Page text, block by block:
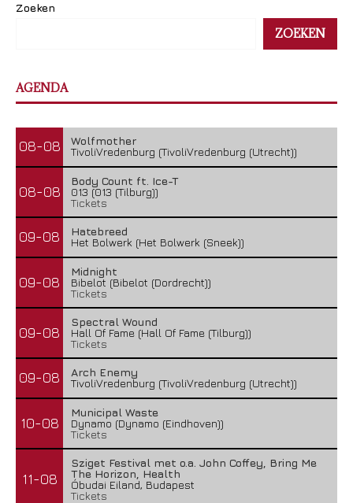
Zoeken
ZOEKEN
AGENDA
08-08
Wolfmother
TivoliVredenburg (TivoliVredenburg (Utrecht))
08-08
Body Count ft. Ice-T
013 (013 (Tilburg))
Tickets
09-08
Hatebreed
Het Bolwerk (Het Bolwerk (Sneek))
09-08
Midnight
Bibelot (Bibelot (Dordrecht))
Tickets
09-08
Spectral Wound
Hall Of Fame (Hall Of Fame (Tilburg))
Tickets
09-08
Arch Enemy
TivoliVredenburg (TivoliVredenburg (Utrecht))
10-08
Municipal Waste
Dynamo (Dynamo (Eindhoven))
Tickets
11-08
Sziget Festival met o.a. John Coffey, Bring Me
The Horizon, Health
Óbudai Eiland, Budapest
Tickets